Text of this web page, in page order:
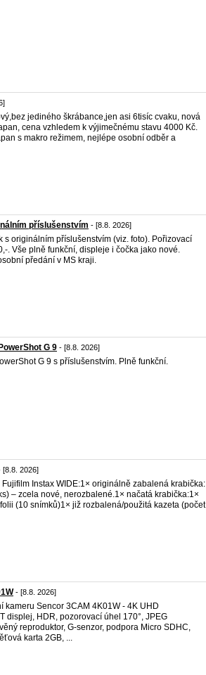
jediného škrábance,jen asi 6tisíc cvaku, nová
cena vzhledem k výjimečnému stavu 4000 Kč.
s makro režimem, nejlépe osobní odběr a
příslušenstvím - [8.8. 2026]
s originálním příslušenstvím (viz. foto). Pořizovací
. Vše plně funkční, displeje i čočka jako nové.
předání v MS kraji.
G 9 - [8.8. 2026]
G 9 s příslušenstvím. Plně funkční.
[8.8. 2026]
Instax WIDE: ​1× originálně zabalená krabička:
– zcela nové, nerozbalené. ​1× načatá krabička: ​1×
(10 snímků) ​1× již rozbalená/použitá kazeta (počet
- [8.8. 2026]
kameru Sencor 3CAM 4K01W - 4K UHD
displej, HDR, pozorovací úhel 170°, JPEG
reproduktor, G-senzor, podpora Micro SDHC,
karta 2GB, ...